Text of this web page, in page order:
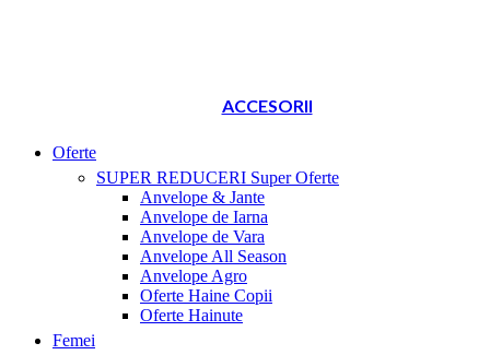
ACCESORII
Oferte
SUPER REDUCERI Super Oferte
Anvelope & Jante
Anvelope de Iarna
Anvelope de Vara
Anvelope All Season
Anvelope Agro
Oferte Haine Copii
Oferte Hainute
Femei